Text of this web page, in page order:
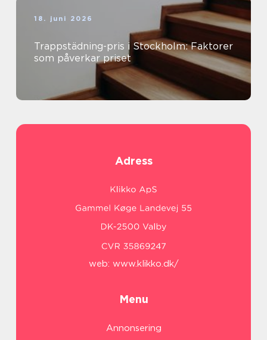
18. juni 2026
Trappstädning-pris i Stockholm: Faktorer
som påverkar priset
Adress
web: www.klikko.dk/
Menu
Annonsering